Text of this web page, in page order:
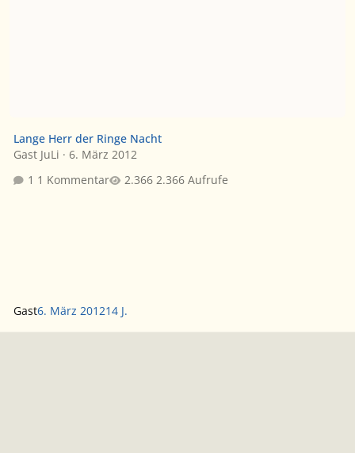
Lange Herr der Ringe Nacht
Gast JuLi · 6. März 2012
1 Kommentar
2.366 Aufrufe
Gast6. März 201214 J.